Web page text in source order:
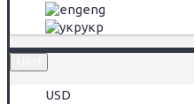
eng
укр
USD